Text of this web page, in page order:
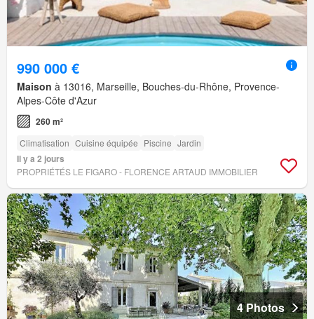
990 000 €
Maison à 13016, Marseille, Bouches-du-Rhône, Provence-
Alpes-Côte d'Azur
260 m²
Climatisation Cuisine équipée Piscine Jardin
Il y a 2 jours
PROPRIÉTÉS LE FIGARO - FLORENCE ARTAUD IMMOBILIER
4 Photos